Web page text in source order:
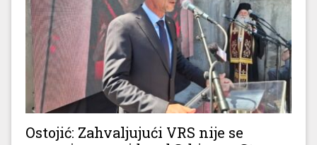
Ostojić: Zahvaljujući VRS nije se